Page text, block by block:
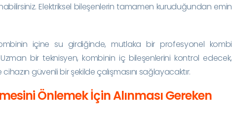
Elektriksel bileşenlerin tamamen kuruduğundan emin
içine su girdiğinde, mutlaka bir profesyonel kombi
bir teknisyen, kombinin iç bileşenlerini kontrol edecek,
güvenli bir şekilde çalışmasını sağlayacaktır.
Önlemek İçin Alınması Gereken